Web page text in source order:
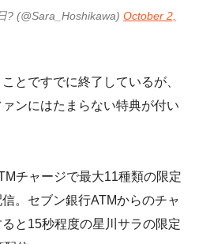
? (@Sara_Hoshikawa)October 2,
とですでに終了しているが、
ンにはたまらない特典が付い
チャージで最大11種類の限定
。セブン銀行ATMからのチャ
と15秒程度の星川サラの限定